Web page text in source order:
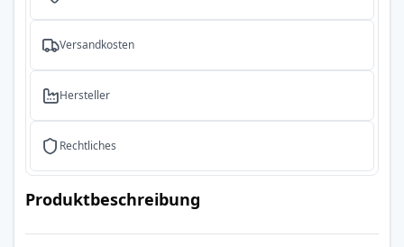
Versandkosten
Hersteller
Rechtliches
Produktbeschreibung